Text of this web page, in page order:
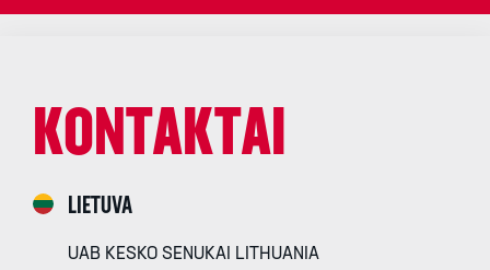
KONTAKTAI
LIETUVA
UAB KESKO SENUKAI LITHUANIA